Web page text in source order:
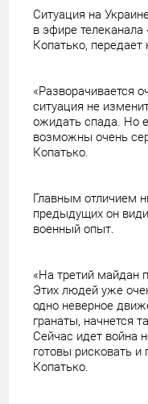
Ситуация на
в эфире телеканала
Копатько, передает
«Разворачивается
ситуация не
ожидать спада. Но
возможны очень
Копатько.
Главным отличием
предыдущих он
военный опыт.
«На третий майдан
Этих людей уже
одно неверное
гранаты, начнется
Сейчас идет война
готовы рисковать и
Копатько.